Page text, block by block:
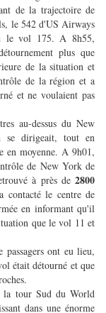
de la trajectoire de
le 542 d'US Airways
le vol 175. A 8h55,
plus que
de la situation et
de la région et a
et ne voulaient pas
au-dessus du New
se dirigeait, tout en
en moyenne. A 9h01,
de New York de
à près de 2800
contacté le centre de
en informant qu'il
que le vol 11 et
passagers ont eu lieu,
était détourné et que
tour Sud du World
dans une énorme